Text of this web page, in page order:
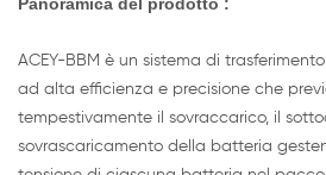
ACEY-BBM è un sistema di
ad alta efficienza e precisione che
tempestivamente il sovraccarico, il
sovrascaricamento della batteria